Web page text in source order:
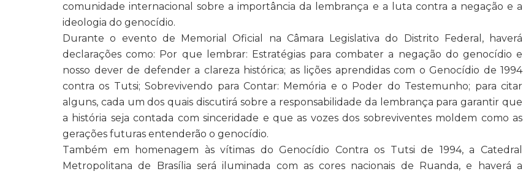
comunidade internacional sobre a importância da lembrança e a luta contra a negação e a
ideologia do genocídio.
Durante o evento de Memorial Oficial na Câmara Legislativa do Distrito Federal, haverá
declarações como: Por que lembrar: Estratégias para combater a negação do genocídio e
nosso dever de defender a clareza histórica; as lições aprendidas com o Genocídio de 1994
contra os Tutsi; Sobrevivendo para Contar: Memória e o Poder do Testemunho; para citar
alguns, cada um dos quais discutirá sobre a responsabilidade da lembrança para garantir que
a história seja contada com sinceridade e que as vozes dos sobreviventes moldem como as
gerações futuras entenderão o genocídio.
Também em homenagem às vítimas do Genocídio Contra os Tutsi de 1994, a Catedral
Metropolitana de Brasília será iluminada com as cores nacionais de Ruanda, e haverá a